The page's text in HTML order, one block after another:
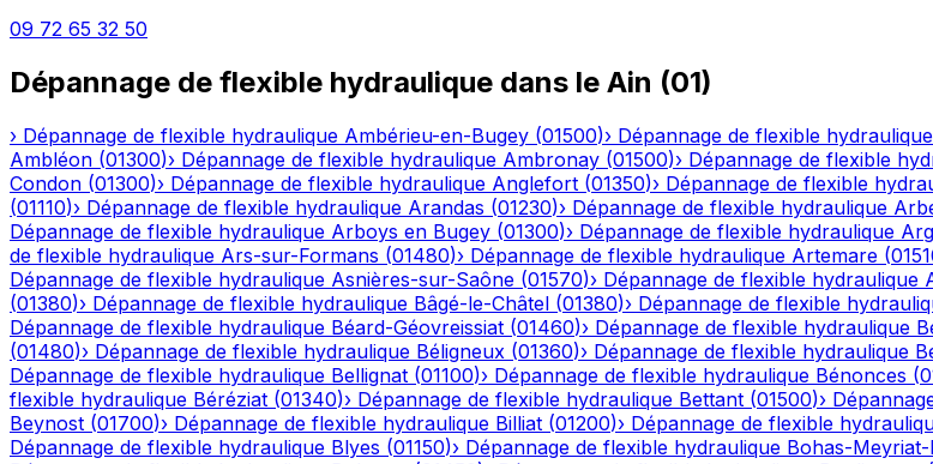
09 72 65 32 50
Dépannage de flexible hydraulique dans le Ain (01)
› Dépannage de flexible hydraulique Ambérieu-en-Bugey (01500)› Dépannage de flexible hydraulique
Ambléon (01300)› Dépannage de flexible hydraulique Ambronay (01500)› Dépannage de flexible
Condon (01300)› Dépannage de flexible hydraulique Anglefort (01350)› Dépannage de flexible
(01110)› Dépannage de flexible hydraulique Arandas (01230)› Dépannage de flexible hydraulique
Dépannage de flexible hydraulique Arboys en Bugey (01300)› Dépannage de flexible hydraulique
de flexible hydraulique Ars-sur-Formans (01480)› Dépannage de flexible hydraulique Artemare (
Dépannage de flexible hydraulique Asnières-sur-Saône (01570)› Dépannage de flexible hydraulique
(01380)› Dépannage de flexible hydraulique Bâgé-le-Châtel (01380)› Dépannage de flexible
Dépannage de flexible hydraulique Béard-Géovreissiat (01460)› Dépannage de flexible hydraulique
(01480)› Dépannage de flexible hydraulique Béligneux (01360)› Dépannage de flexible hydraulique
Dépannage de flexible hydraulique Bellignat (01100)› Dépannage de flexible hydraulique Bénonces (
flexible hydraulique Béréziat (01340)› Dépannage de flexible hydraulique Bettant (01500)›
Beynost (01700)› Dépannage de flexible hydraulique Billiat (01200)› Dépannage de flexible
Dépannage de flexible hydraulique Blyes (01150)› Dépannage de flexible hydraulique Bohas-Meyriat-